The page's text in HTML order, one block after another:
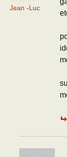
Jean -Luc